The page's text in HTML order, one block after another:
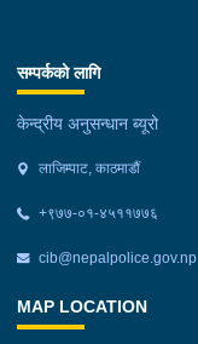
सम्पर्कको लागि
केन्द्रीय अनुसन्धान ब्यूरो
लाजिम्पाट, काठमाडौं
+९७७-०१-४५११७७६
cib@nepalpolice.gov.np
MAP LOCATION